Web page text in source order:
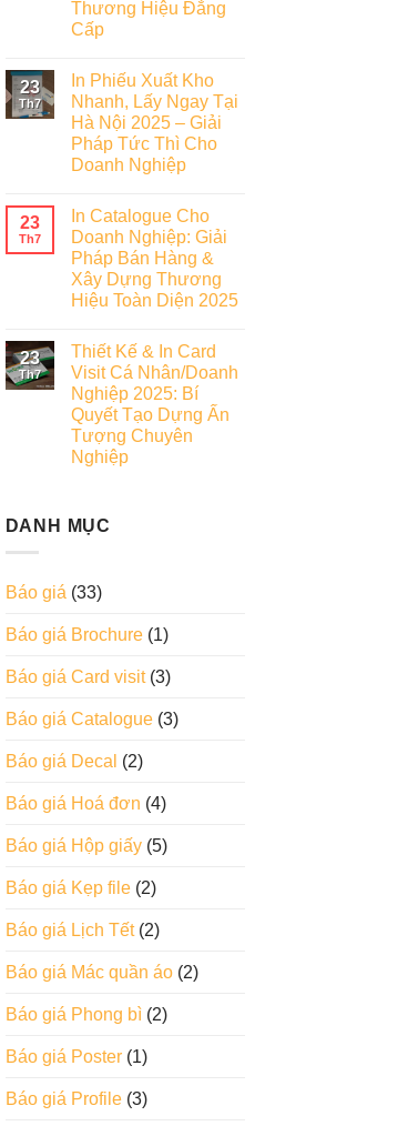
Thương Hiệu Đẳng
Cấp
23
Th7
In Phiếu Xuất Kho
Nhanh, Lấy Ngay Tại
Hà Nội 2025 – Giải
Pháp Tức Thì Cho
Doanh Nghiệp
23
Th7
In Catalogue Cho
Doanh Nghiệp: Giải
Pháp Bán Hàng &
Xây Dựng Thương
Hiệu Toàn Diện 2025
23
Th7
Thiết Kế & In Card
Visit Cá Nhân/Doanh
Nghiệp 2025: Bí
Quyết Tạo Dựng Ấn
Tượng Chuyên
Nghiệp
DANH MỤC
Báo giá (33)
Báo giá Brochure(1)
Báo giá Card visit(3)
Báo giá Catalogue(3)
Báo giá Decal (2)
Báo giá Hoá đơn (4)
Báo giá Hộp giấy(5)
Báo giá Kẹp file(2)
Báo giá Lịch Tết(2)
Báo giá Mác quần áo(2)
Báo giá Phong bì(2)
Báo giá Poster(1)
Báo giá Profile(3)